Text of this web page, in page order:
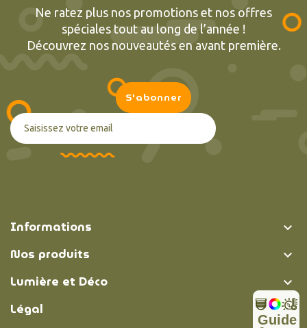
Ne ratez plus nos promotions et nos offres
spéciales tout au long de l’année !
Découvrez nos nouveautés en avant première.
Informations 
Nos produits 
Lumière et Déco 
Légal 
Guide